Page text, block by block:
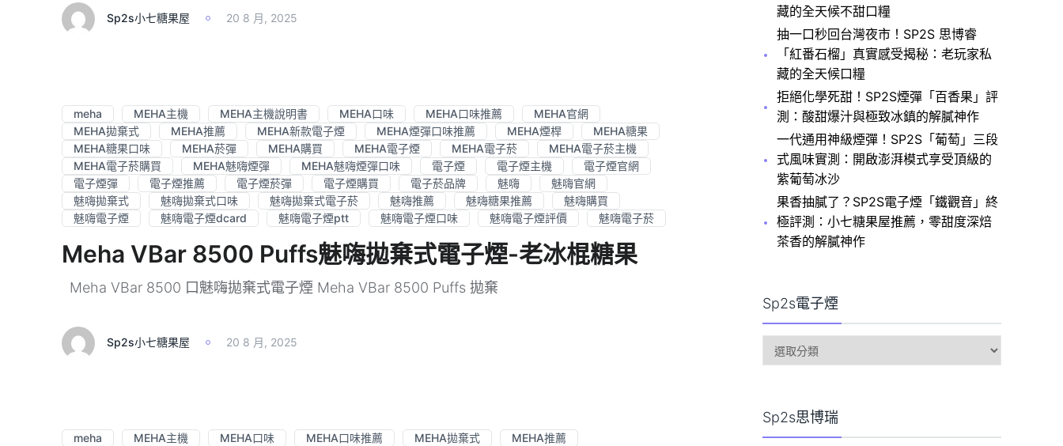
Sp2s小七糖果屋 20 8 月, 2025
meha MEHA主機 MEHA主機說明書 MEHA口味 MEHA口味推薦
MEHA官網
MEHA拋棄式
MEHA推薦 MEHA新款電子煙 MEHA煙彈口味推薦 MEHA煙桿
MEHA糖果
MEHA糖果口味
MEHA菸彈 MEHA購買 MEHA電子煙 MEHA電子菸
MEHA電子菸主機
MEHA電子菸購買
MEHA魅嗨煙彈 MEHA魅嗨煙彈口味 電子煙 電子煙主機
電子煙官網
電子煙彈
電子煙推薦 電子煙菸彈 電子煙購買 電子菸品牌 魅嗨
魅嗨官網
魅嗨拋棄式
魅嗨拋棄式口味 魅嗨拋棄式電子菸 魅嗨推薦 魅嗨糖果推薦
魅嗨購買
魅嗨電子煙
魅嗨電子煙dcard 魅嗨電子煙ptt 魅嗨電子煙口味 魅嗨電子煙評價 魅嗨電子菸
Meha VBar 8500 Puffs魅嗨拋棄式電子煙-老冰棍糖果
Meha VBar 8500 口魅嗨拋棄式電子煙 Meha VBar 8500 Puffs 拋棄
Sp2s小七糖果屋 20 8 月, 2025
meha MEHA主機 MEHA口味 MEHA口味推薦 MEHA拋棄式
MEHA推薦
藏的全天候不甜口糧
抽一口秒回台灣夜市！SP2S 思博睿
「紅番石榴」真實感受揭秘：老玩家私
藏的全天候口糧
拒絕化學死甜！SP2S煙彈「百香果」評
測：酸甜爆汁與極致冰鎮的解膩神作
一代通用神級煙彈！SP2S「葡萄」三段
式風味實測：開啟澎湃模式享受頂級的
紫葡萄冰沙
果香抽膩了？SP2S電子煙「鐵觀音」終
極評測：小七糖果屋推薦，零甜度深焙
茶香的解膩神作
Sp2s電子煙
sp2s
子
Sp2s思博瑞